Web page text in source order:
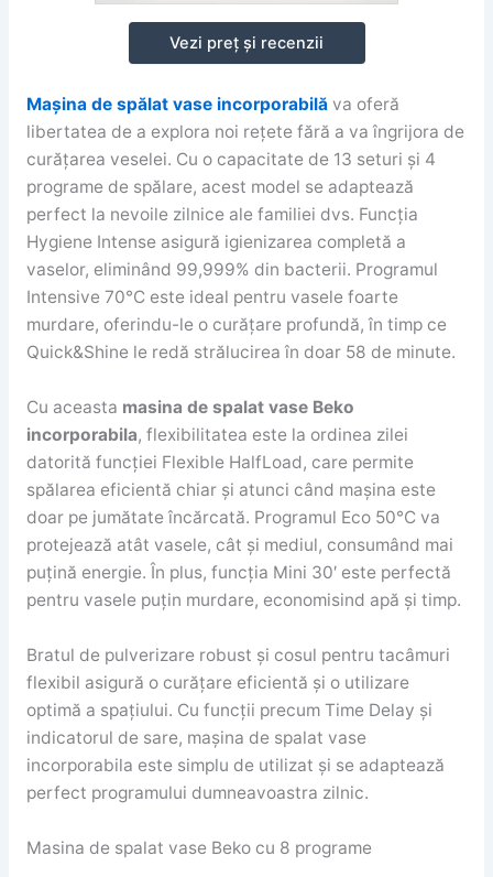
Vezi preț și recenzii
Mașina de spălat vase incorporabilăva oferă
libertatea de a explora noi rețete fără a va îngrijora de
curățarea veselei. Cu o capacitate de 13 seturi și 4
programe de spălare, acest model se adaptează
perfect la nevoile zilnice ale familiei dvs. Funcția
Hygiene Intense asigură igienizarea completă a
vaselor, eliminând 99,999% din bacterii. Programul
Intensive 70°C este ideal pentru vasele foarte
murdare, oferindu-le o curățare profundă, în timp ce
Quick&Shine le redă strălucirea în doar 58 de minute.
Cu aceasta masina de spalat vase Beko
incorporabila, flexibilitatea este la ordinea zilei
datorită funcției Flexible HalfLoad, care permite
spălarea eficientă chiar și atunci când mașina este
doar pe jumătate încărcată. Programul Eco 50°C va
protejează atât vasele, cât și mediul, consumând mai
puțină energie. În plus, funcția Mini 30′ este perfectă
pentru vasele puțin murdare, economisind apă și timp.
Bratul de pulverizare robust și cosul pentru tacâmuri
flexibil asigură o curățare eficientă și o utilizare
optimă a spațiului. Cu funcții precum Time Delay și
indicatorul de sare, mașina de spalat vase
incorporabila este simplu de utilizat și se adaptează
perfect programului dumneavoastra zilnic.
Masina de spalat vase Beko cu 8 programe